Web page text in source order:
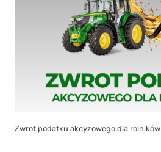
Zwrot podatku akcyzowego dla rolników